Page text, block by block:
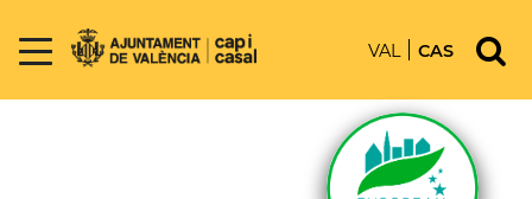
VAL CAS